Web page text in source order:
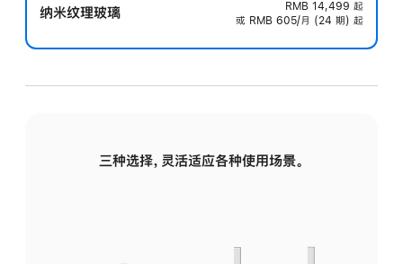
纳米纹理玻璃 RMB 14,499 起
或 RMB 605/月 (24 期) 起
三种选择，灵活适应各种使用场景。